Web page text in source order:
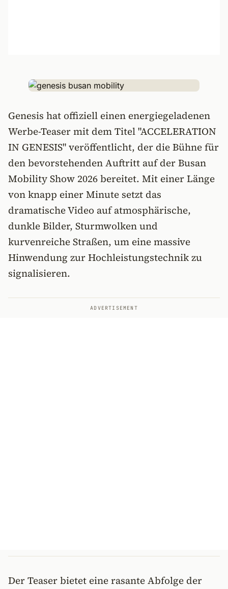
Genesis hat offiziell einen energiegeladenen
Werbe-Teaser mit dem Titel "ACCELERATION
IN GENESIS" veröffentlicht, der die Bühne für
den bevorstehenden Auftritt auf der Busan
Mobility Show 2026 bereitet. Mit einer Länge
von knapp einer Minute setzt das
dramatische Video auf atmosphärische,
dunkle Bilder, Sturmwolken und
kurvenreiche Straßen, um eine massive
Hinwendung zur Hochleistungstechnik zu
signalisieren.
ADVERTISEMENT
Der Teaser bietet eine rasante Abfolge der